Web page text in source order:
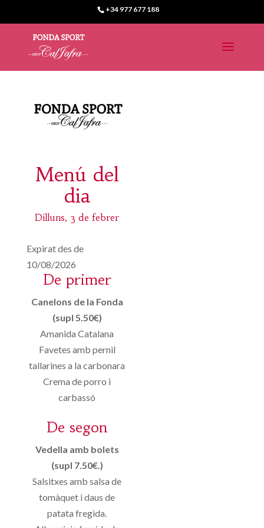
+34 977 677 188
Menú del
dia
Dilluns, 3 de febrer
Expirat des de
10/08/2026
De primer
Canelons de la Fonda
(supl 5.50€)
Amanida Catalana
Favetes amb pernil
tallarines a la carbonara
Crema de porro i
carbassó
De segon
Vedella amb bolets
(supl 7.50€.)
Salsitxes amb salsa de
tomàquet i daus de
patata fregida.